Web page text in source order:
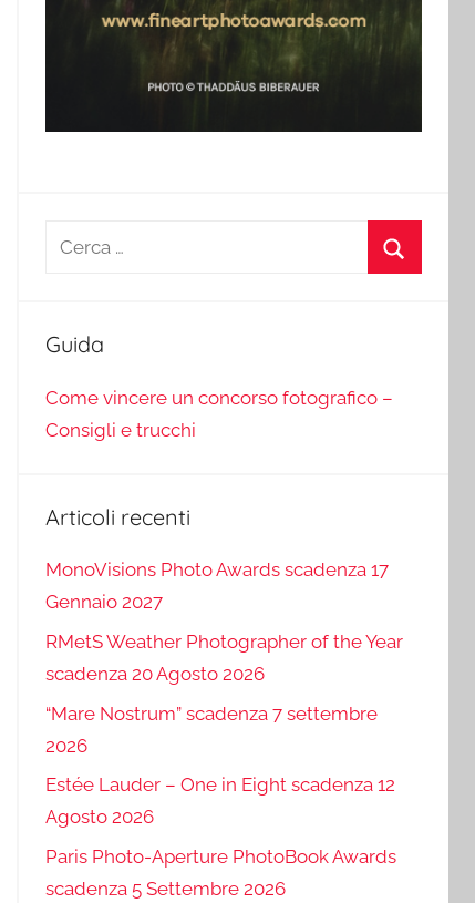
Ricerca
Guida
Come vincere un concorso fotografico –
Consigli e trucchi
Articoli recenti
MonoVisions Photo Awards scadenza 17
Gennaio 2027
RMetS Weather Photographer of the Year
scadenza 20 Agosto 2026
“Mare Nostrum” scadenza 7 settembre
2026
Estée Lauder – One in Eight scadenza 12
Agosto 2026
Paris Photo-Aperture PhotoBook Awards
scadenza 5 Settembre 2026